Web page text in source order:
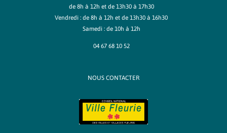
de 8h à 12h et de 13h30 à 17h30
Vendredi : de 8h à 12h et de 13h30 à 16h30
Samedi : de 10h à 12h
04 67 68 10 52
NOUS CONTACTER